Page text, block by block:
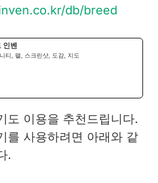
db/breed
인벤
티, 팰, 스크린샷, 도감, 지도
도 이용을 추천드립니다.
를 사용하려면 아래와 같
.